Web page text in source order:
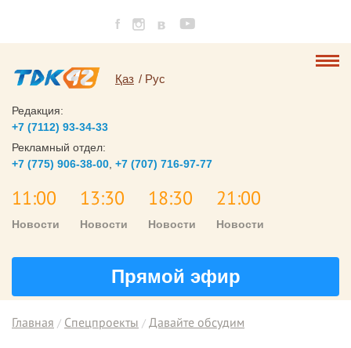
Қаз Рус
Редакция:
+7 (7112) 93-34-33
Рекламный отдел:
+7 (775) 906-38-00 +7 (707) 716-97-77
11:00
Новости
13:30
Новости
18:30
Новости
21:00
Новости
Прямой эфир
Главная Спецпроекты Давайте обсудим